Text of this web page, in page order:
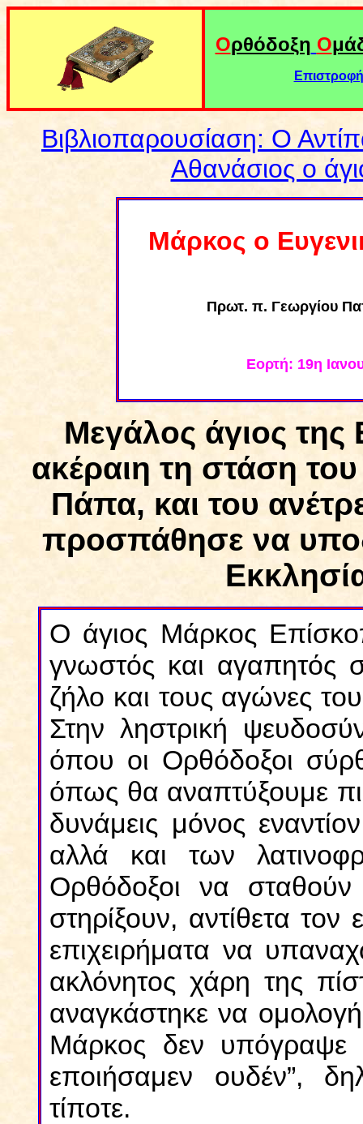
Ορθόδοξη Ο
Βιβλιοπαρουσίαση: Ο
Αθανάσιος ο
Μάρκος ο
Πρωτ. π. Γεωργίου
Εορτή: 19η
Μεγάλος άγιος
ακέραιη τη στάση
Πάπα, και του
προσπάθησε να
Ο άγιος Μάρκος
γνωστός και αγαπητός
ζήλο και τους αγώνες
Στην ληστρική
όπου οι Ορθόδοξοι
όπως θα αναπτύξουμε
δυνάμεις μόνος
αλλά και των
Ορθόδοξοι να
στηρίξουν, αντίθετα
επιχειρήματα να
ακλόνητος χάρη της
αναγκάστηκε να
Μάρκος δεν υπόγραψε
εποιήσαμεν ουδέν”,
τίποτε.